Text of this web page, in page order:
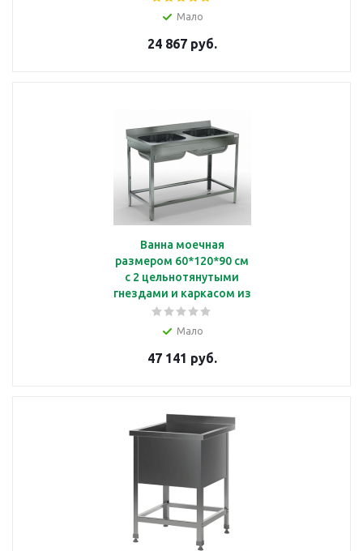
Кобор ВМЦ/1-60/70
Мало
24 867 руб.
Ванна моечная
размером 60*120*90 см
с 2 цельнотянутыми
гнездами и каркасом из
нержавеющей стали
Kocateq STR126G
Мало
47 141 руб.